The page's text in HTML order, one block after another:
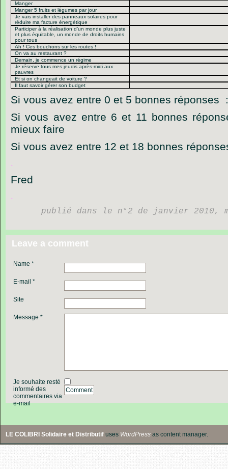
Manger
Manger 5 fruits et légumes par jour
Je vais installer des panneaux solaires pour
réduire ma facture énergétique
Participer à la réalisation d’un monde plus juste
et plus équitable, un monde de droits humains
pour tous
Ah ! Ces bouchons sur les routes !
On va au restaurant ?
Demain, je commence un régime
Je réserve tous mes jeudis après-midi aux
pauvres
Et si on changeait de voiture ?
Il faut savoir gérer son budget
Si vous avez entre 0 et 5 bonnes réponses
Si vous avez entre 6 et 11 bonnes
mieux faire
Si vous avez entre 12 et 18 bonnes
.
Fred
.
publié dans le n°2 de janvier 2010,
Leave a comment
Name *
E-mail *
Site
Message *
Je souhaite resté
informé des
commentaires via
e-mail
Comment
LE COLIBRI Solidaire et Distributif uses WordPress as content manager.